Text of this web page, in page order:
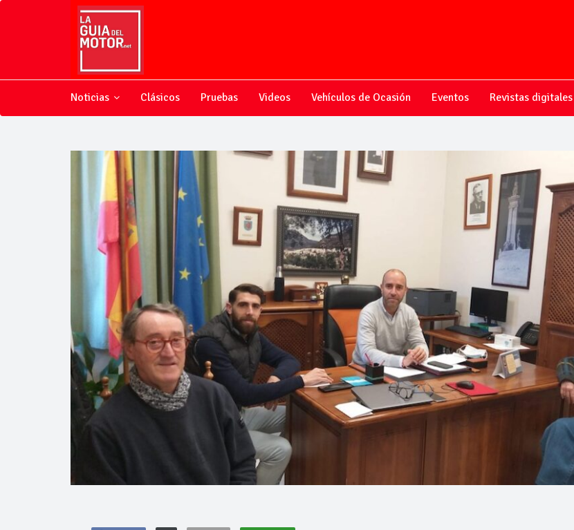
Noticias Clásicos Pruebas Videos Vehículos de Ocasión Eventos Revistas digitales